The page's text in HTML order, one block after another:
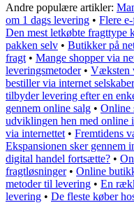
Andre populære artikler:
om 1 dags levering • Flere
Den mest letkøbte fragttype
pakken selv • Butikker på
fragt • Mange shopper via
leveringsmetoder• Væksten
bestiller via internet selskaber
tilbyder levering efter en
gennem online salg • Online
udviklingen hen med online
via internettet • Fremtidens
Ekspansionen sker gennem
digital handel fortsætte? •
fragtløsninger• Online
metoder til levering • En
levering • De fleste køber